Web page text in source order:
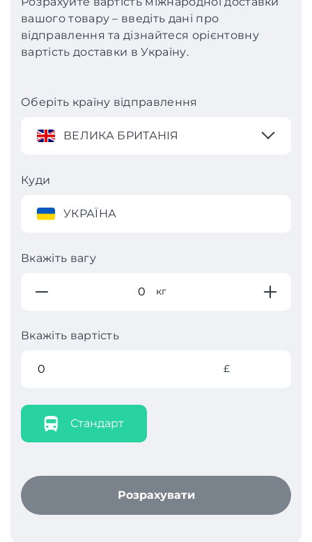
вашого товару – введіть дані про
відправлення та дізнайтеся орієнтовну
вартість доставки в Україну.
Оберіть країну відправлення
ВЕЛИКА БРИТАНІЯ
Куди
УКРАЇНА
Вкажіть вагу
кг
Вкажіть вартість
£
Стандарт
Розрахувати